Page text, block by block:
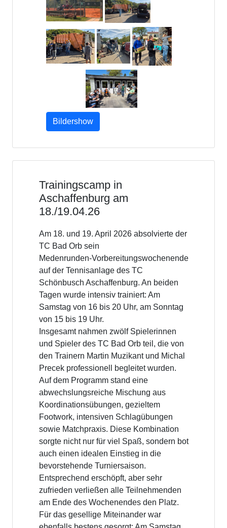
Bildershow
Trainingscamp in
Aschaffenburg am
18./19.04.26
Am 18. und 19. April 2026 absolvierte der
TC Bad Orb sein
Medenrunden‑Vorbereitungswochenende
auf der Tennisanlage des TC
Schönbusch Aschaffenburg. An beiden
Tagen wurde intensiv trainiert: Am
Samstag von 16 bis 20 Uhr, am Sonntag
von 15 bis 19 Uhr.
Insgesamt nahmen zwölf Spielerinnen
und Spieler des TC Bad Orb teil, die von
den Trainern Martin Muzikant und Michal
Precek professionell begleitet wurden.
Auf dem Programm stand eine